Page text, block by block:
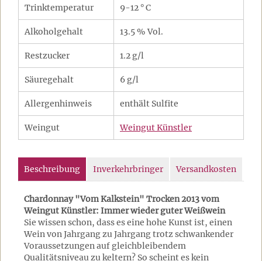
Trinktemperatur 9-12 ° C
Alkoholgehalt 13.5 % Vol.
Restzucker 1.2 g/l
Säuregehalt 6 g/l
Allergenhinweis enthält Sulfite
Weingut Weingut Künstler
Beschreibung Inverkehrbringer Versandkosten
Chardonnay "Vom Kalkstein" Trocken 2013 vom
Weingut Künstler: Immer wieder guter Weißwein
Sie wissen schon, dass es eine hohe Kunst ist, einen
Wein von Jahrgang zu Jahrgang trotz schwankender
Voraussetzungen auf gleichbleibendem
Qualitätsniveau zu keltern? So scheint es kein